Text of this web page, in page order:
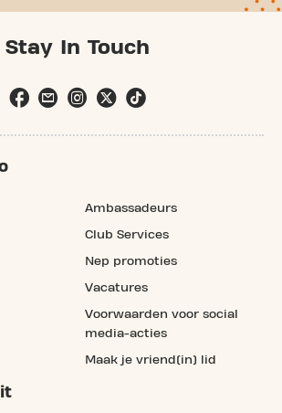
Stay In Touch
Ambassadeurs
Club Services
Nep promoties
Vacatures
Voorwaarden voor social
media-acties
Maak je vriend(in) lid